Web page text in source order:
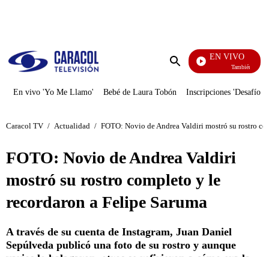
Enviar
EN VIVO
También Caerás
En vivo 'Yo Me Llamo' Bebé de Laura Tobón Inscripciones 'Desafío'
Caracol TV / Actualidad / FOTO: Novio de Andrea Valdiri mostró su rostro
FOTO: Novio de Andrea Valdiri
mostró su rostro completo y le
recordaron a Felipe Saruma
A través de su cuenta de Instagram, Juan Daniel
Sepúlveda publicó una foto de su rostro y aunque